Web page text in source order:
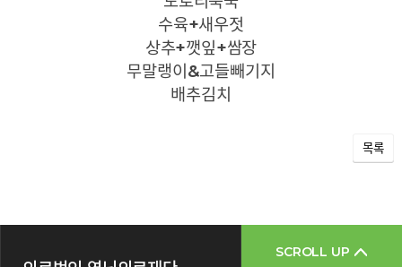
수육+새우젓
상추+깻잎+쌈장
무말랭이&고들빼기지
배추김치
목록
SCROLL UP